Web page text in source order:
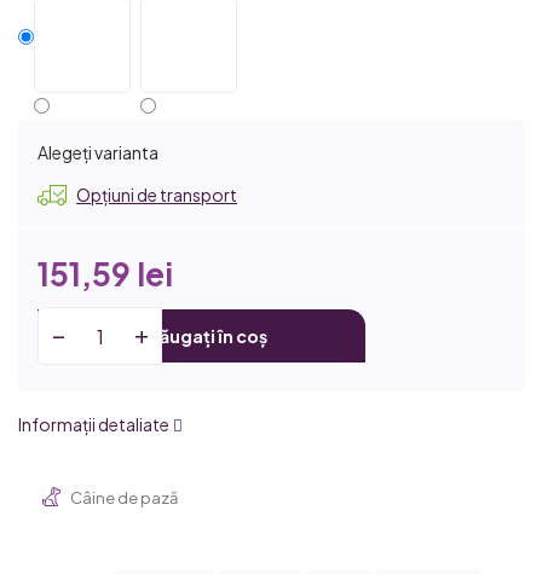
Alegeţi varianta
Opțiuni de transport
151,59 lei
Adăugați în coș
Informaţii detaliate
Câine de pază